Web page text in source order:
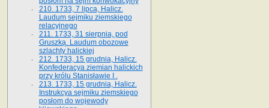
210. 1733, 7 lipca, Halicz.
Laudum sejmiku ziemskiego
relacyjnego
211. 1733, 31 sierpnia, pod
Gruszką. Laudum obozowe
szlachty halickiej
212. 1733, 15 grudnia, Halicz.
Konfederacya ziemian halickich
przy królu Stanisławie I .
213. 1733, 15 grudnia, Halicz.
Instrukcya sejmiku ziemskiego
posłom do wojewody